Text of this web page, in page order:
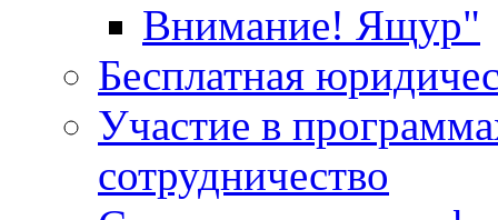
Внимание! Ящур"
Бесплатная
Участие в
сотрудничество